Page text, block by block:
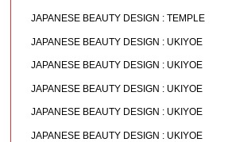
JAPANESE BEAUTY DESIGN : TEMPLE
JAPANESE BEAUTY DESIGN : UKIYOE
JAPANESE BEAUTY DESIGN : UKIYOE
JAPANESE BEAUTY DESIGN : UKIYOE
JAPANESE BEAUTY DESIGN : UKIYOE
JAPANESE BEAUTY DESIGN : UKIYOE